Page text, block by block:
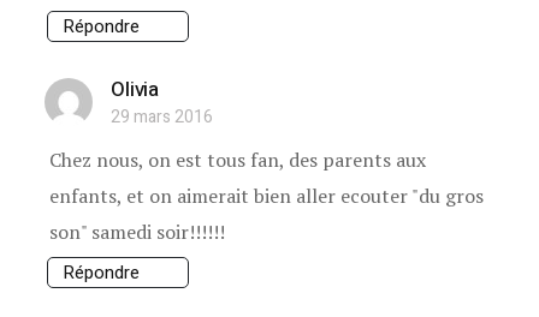
Répondre
Olivia
29 mars 2016
Chez nous, on est tous fan, des parents aux
enfants, et on aimerait bien aller ecouter "du gros
son" samedi soir!!!!!!
Répondre